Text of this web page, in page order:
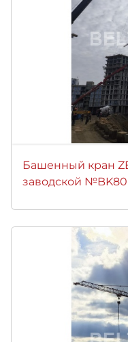
Башенный кран
заводской